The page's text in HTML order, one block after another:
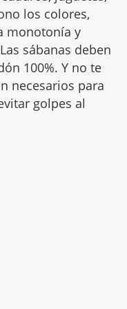
los colores,
monotonía y
sábanas deben
100%. Y no te
necesarios para
golpes al